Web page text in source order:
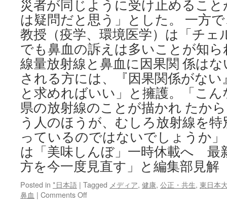
災者が同じように受け止めるこ
は疑問だと思う」とした。 一方
教授（疫学、環境医学）は「チェ
でも鼻血の訴えは多いことが知
線量放射線と鼻血に因果関 係は
される方には、『因果関係がな
と求めればいい」と擁護。「こ
県の放射線のことが描かれ たか
う人のほうが、むしろ放射線を
っているのではないでしょうか
は「美味しんぼ」一時休載へ 最
方を今一度見直す」と編集部見
Posted in *日本語 | Tagged メディア, 健康, 公正・共生, 東日本
鼻血 | Comments Offon